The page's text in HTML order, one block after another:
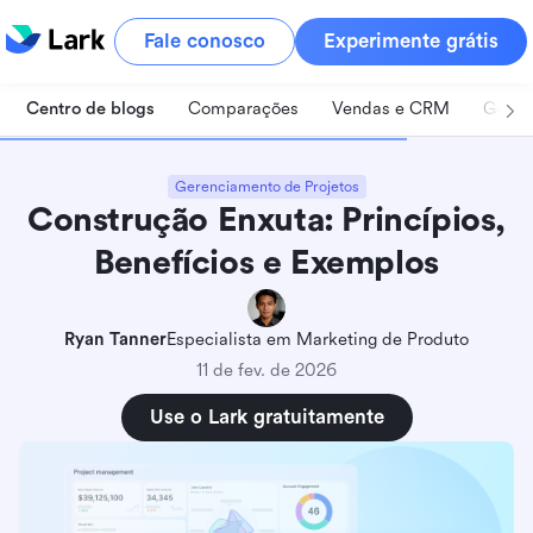
Fale conosco Experimente grátis
Centro de blogs Comparações Vendas e CRM
Gerenciamento de Projetos
Construção Enxuta: Princípios,
Benefícios e Exemplos
Ryan TannerEspecialista em Marketing de Produto
11 de fev. de 2026
Use o Lark gratuitamente